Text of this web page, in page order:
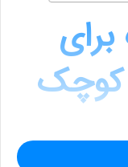
کوچک